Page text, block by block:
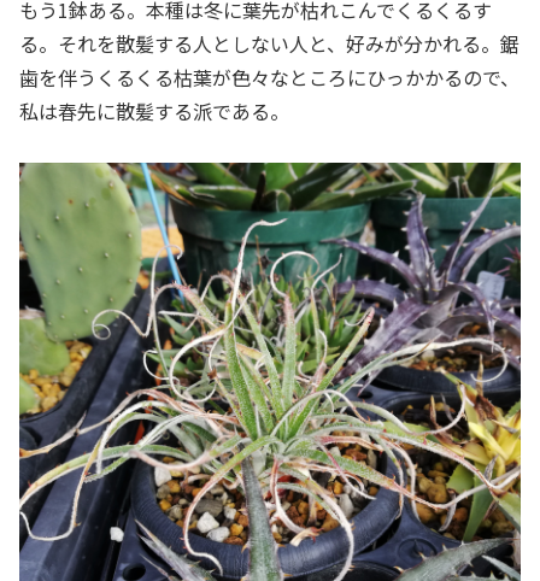
もう1鉢ある。本種は冬に葉先が枯れこんでくるくるす
る。それを散髪する人としない人と、好みが分かれる。鋸
歯を伴うくるくる枯葉が色々なところにひっかかるので、
私は春先に散髪する派である。